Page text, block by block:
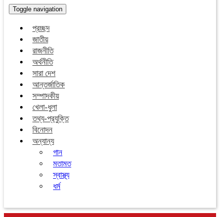
Toggle navigation
প্রচ্ছদ
জাতীয়
রাজনীতি
অর্থনীতি
সারা দেশ
আন্তর্জাতিক
সম্পাদকীয়
খেলা-ধুলা
তথ্য-প্রযুক্তি
বিনোদন
অন্যান্য
গান
মতামত
স্বাস্থ্য
ধর্ম